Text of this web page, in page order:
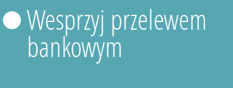
Wesprzyj przelewem
bankowym